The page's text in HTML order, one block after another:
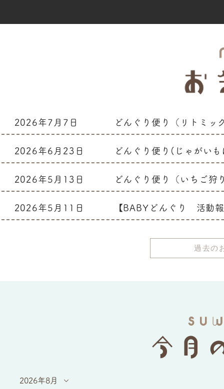
2026年7月7日 どんぐり便り（リトミッ
2026年6月23日 どんぐり便り(じゃがい
2026年5月13日 どんぐり便り（いちご狩
2026年5月11日 【BABYどんぐり 活動
過去の
2026年8月